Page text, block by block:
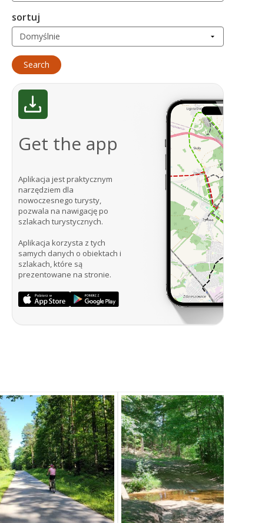
sortuj
Get the app
Aplikacja jest praktycznym
narzędziem dla
nowoczesnego turysty,
pozwala na nawigację po
szlakach turystycznych.
Aplikacja korzysta z tych
samych danych o obiektach i
szlakach, które są
prezentowane na stronie.